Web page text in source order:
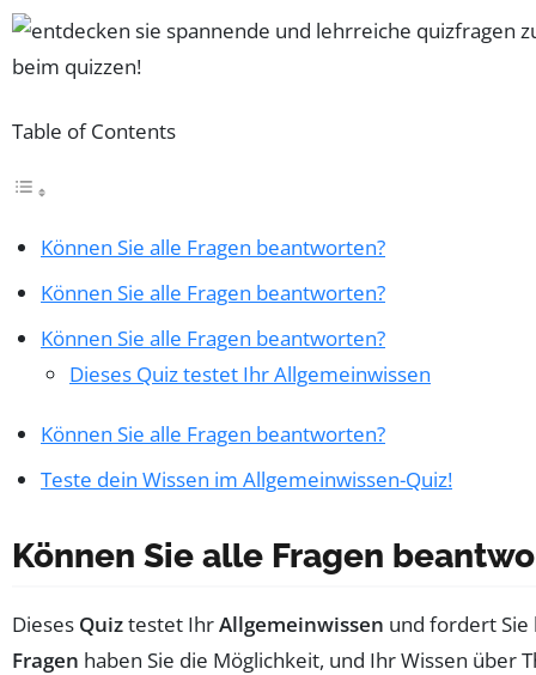
Table of Contents
Können Sie alle Fragen beantworten?
Können Sie alle Fragen beantworten?
Können Sie alle Fragen beantworten?
Dieses Quiz testet Ihr Allgemeinwissen
Können Sie alle Fragen beantworten?
Teste dein Wissen im Allgemeinwissen-Quiz!
Können Sie alle Fragen
Dieses Quiztestet IhrAllgemeinwissen und fordert Sie
Fragen haben Sie die Möglichkeit, und Ihr Wissen über